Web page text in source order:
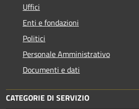
Uffici
Enti e fondazioni
Politici
Personale Amministrativo
Documenti e dati
CATEGORIE DI SERVIZIO